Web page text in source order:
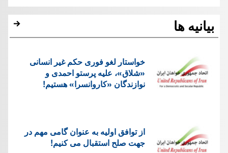
بیانیه ها
خواستار لغو فوری حکم غیر انسانی
«شلاق»، علیه پرستو احمدی و
نوازندگان «کاروانسرا» هستیم!
از توافق اولیه به عنوان گامی مهم در
جهت صلح استقبال می کنیم!